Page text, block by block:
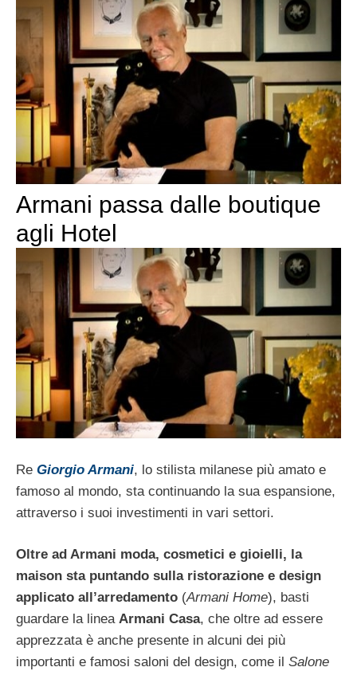
Armani passa dalle boutique
agli Hotel
Re Giorgio Armani, lo stilista milanese più amato e
famoso al mondo, sta continuando la sua espansione,
attraverso i suoi investimenti in vari settori.
Oltre ad Armani moda, cosmetici e gioielli, la
maison sta puntando sulla ristorazione e design
applicato all’arredamento (Armani Home), basti
guardare la linea Armani Casa, che oltre ad essere
apprezzata è anche presente in alcuni dei più
importanti e famosi saloni del design, come il Salone